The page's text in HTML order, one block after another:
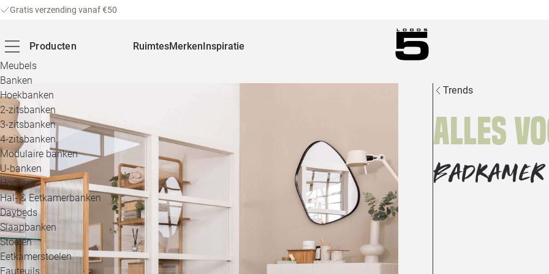
Gratis verzending vanaf €50
Producten
Meubels
Banken
Hoekbanken
2-zitsbanken
3-zitsbanken
4-zitsbanken
Modulaire banken
U-banken
Hockers
Hal- & Eetkamerbanken
Daybeds
Slaapbanken
Stoelen
Eetkamerstoelen
Fauteuils
RuimtesMerkenInspiratie
Trends
Alles
BADKAMER